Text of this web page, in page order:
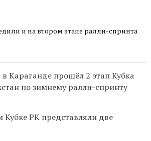
Караганде прошёл 2 этап Кубка
по зимнему ралли-спринту
Кубке РК представляли две